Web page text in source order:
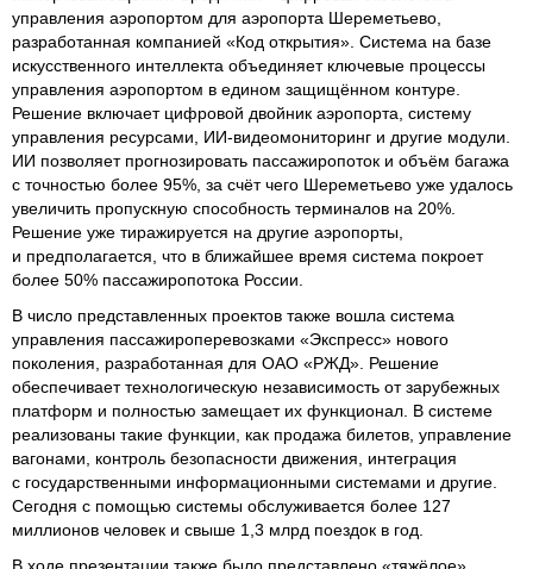
управления аэропортом для аэропорта Шереметьево,
разработанная компанией «Код открытия». Система на базе
искусственного интеллекта объединяет ключевые процессы
управления аэропортом в едином защищённом контуре.
Решение включает цифровой двойник аэропорта, систему
управления ресурсами, ИИ-видеомониторинг и другие модули.
ИИ позволяет прогнозировать пассажиропоток и объём багажа
с точностью более 95%, за счёт чего Шереметьево уже удалось
увеличить пропускную способность терминалов на 20%.
Решение уже тиражируется на другие аэропорты,
и предполагается, что в ближайшее время система покроет
более 50% пассажиропотока России.
В число представленных проектов также вошла система
управления пассажироперевозками «Экспресс» нового
поколения, разработанная для ОАО «РЖД». Решение
обеспечивает технологическую независимость от зарубежных
платформ и полностью замещает их функционал. В системе
реализованы такие функции, как продажа билетов, управление
вагонами, контроль безопасности движения, интеграция
с государственными информационными системами и другие.
Сегодня с помощью системы обслуживается более 127
миллионов человек и свыше 1,3 млрд поездок в год.
В ходе презентации также было представлено «тяжёлое»